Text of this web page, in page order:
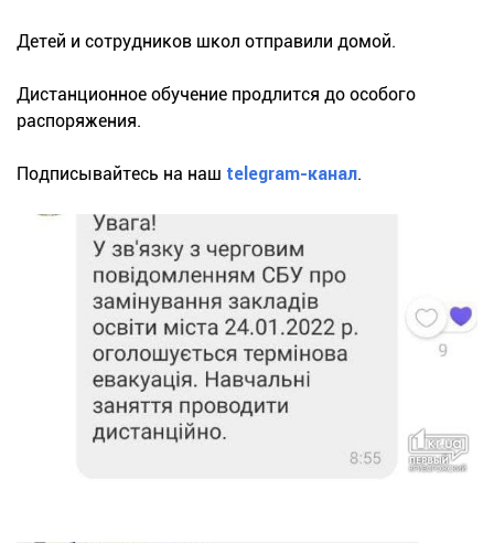
Детей и сотрудников школ отправили домой.
Дистанционное обучение продлится до особого
распоряжения.
Подписывайтесь на наш telegram-канал.